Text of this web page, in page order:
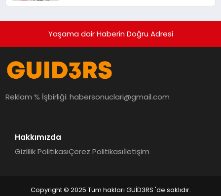
Yaşama dair Haberin Doğru Adresi
Reklam % İşbirliği:habersonuclari@gmail.com
Hakkımızda
Gizlilik PolitikasıÇerez Politikasıİletişim
Copyright © 2025 Tüm hakları GUİD3RS 'de saklıdır.